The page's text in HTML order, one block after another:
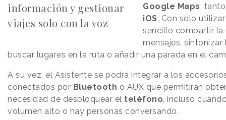
información y gestionar
viajes solo con la voz
Google Maps ,
iOS. Con solo
sencillo compartir la
mensajes,
buscar lugares en la ruta o añadir una parada en el
A su vez, el Asistente se podrá integrar a los
conectados por Bluetooth o AUX que permitirán
necesidad de desbloquear el teléfono , incluso
volumen alto o hay personas conversando.